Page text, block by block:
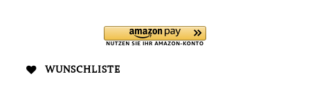
WUNSCHLISTE